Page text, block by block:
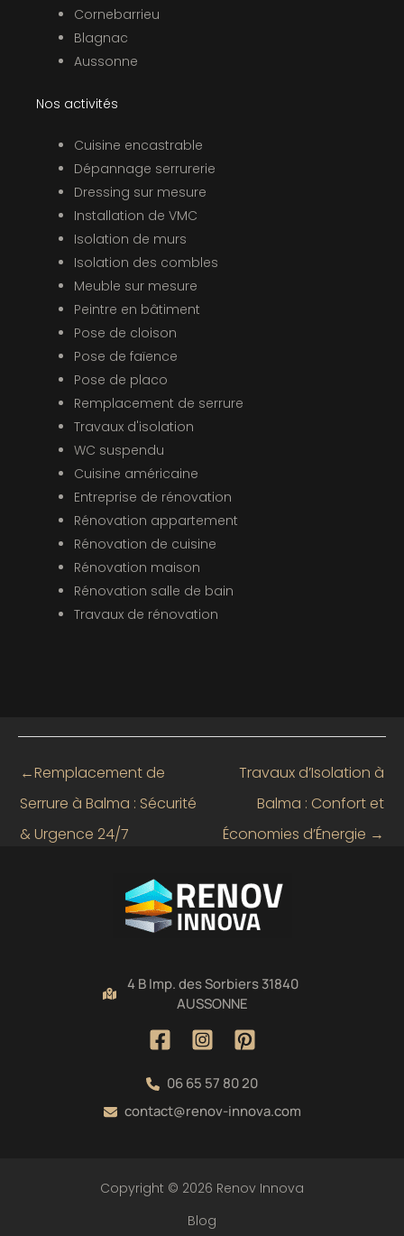
Cornebarrieu
Blagnac
Aussonne
Nos activités
Cuisine encastrable
Dépannage serrurerie
Dressing sur mesure
Installation de VMC
Isolation de murs
Isolation des combles
Meuble sur mesure
Peintre en bâtiment
Pose de cloison
Pose de faïence
Pose de placo
Remplacement de serrure
Travaux d'isolation
WC suspendu
Cuisine américaine
Entreprise de rénovation
Rénovation appartement
Rénovation de cuisine
Rénovation maison
Rénovation salle de bain
Travaux de rénovation
←Remplacement de
Serrure à Balma : Sécurité
& Urgence 24/7
Travaux d’Isolation à
Balma : Confort et
Économies d’Énergie →
4 B Imp. des Sorbiers 31840
AUSSONNE
06 65 57 80 20
contact@renov-innova.com
Copyright © 2026 Renov Innova
Blog